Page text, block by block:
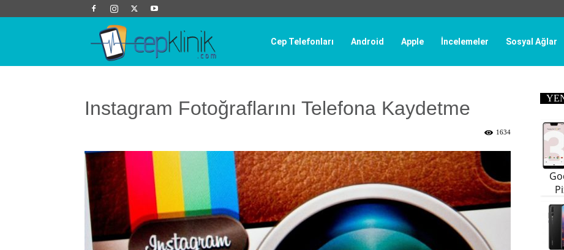
Cep Telefonları Android Apple İncelemeler Sosyal Ağlar
Instagram Fotoğraflarını Telefona Kaydetme
1634